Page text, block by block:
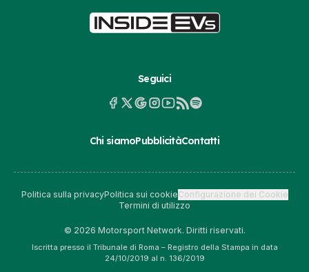
Seguici
Chi siamoPubblicitàContatti
Politica sulla privacyPolitica sui cookieConfigurazione dei Cookie
Termini di utilizzo
© 2026 Motorsport Network. Diritti riservati.
Iscritta presso il Tribunale di Roma – Registro della Stampa in data
24/10/2019 al n. 136/2019